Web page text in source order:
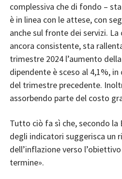
complessiva che di fondo –
è in linea con le attese, con
anche sul fronte dei servizi.
ancora consistente, sta
trimestre 2024 l’aumento
dipendente è sceso al 4,1%,
del trimestre precedente.
assorbendo parte del costo
Tutto ciò fa sì che, secondo la
degli indicatori suggerisca un
dell’inflazione verso
termine».